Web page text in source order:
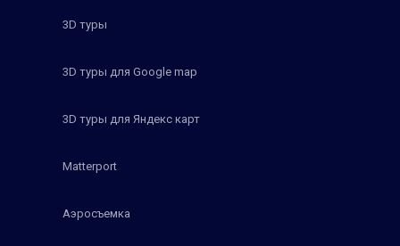
3D туры
3D туры для Google map
3D туры для Яндекс карт
Matterport
Аэросъемка